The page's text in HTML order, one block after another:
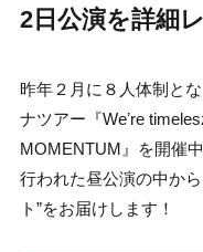
2日公演を詳細
昨年２月に８人体制と
ナツアー『Weʼre
MOMENTUM』を開催
行われた昼公演の中か
ト”をお届けします！